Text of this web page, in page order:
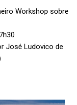
Workshop sobre
José Ludovico de